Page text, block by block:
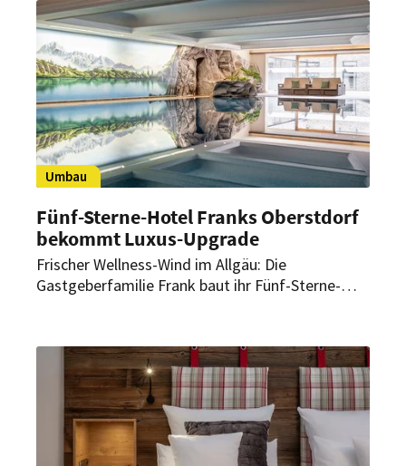
Umbau
Fünf-Sterne-Hotel Franks Oberstdorf
bekommt Luxus-Upgrade
Frischer Wellness-Wind im Allgäu: Die
Gastgeberfamilie Frank baut ihr Fünf-Sterne-
Jubiläum 2024 in neuem Glanz erstrahlen.